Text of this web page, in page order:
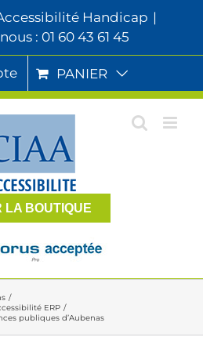
Handicap |
: 01 60 43 61 45
PANIER
LA BOUTIQUE
ERP
publiques d’Aubenas